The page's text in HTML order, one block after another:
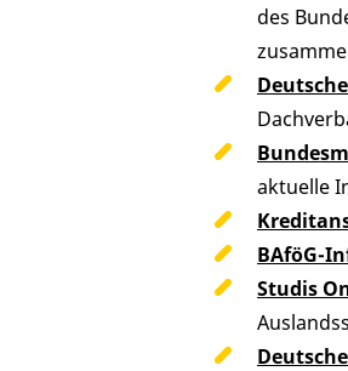
des
aktuelle
BAföG-
Studis